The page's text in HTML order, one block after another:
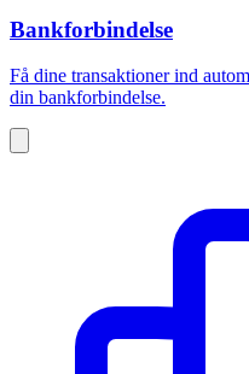
Bankforbindelse
Få dine transaktioner ind
din bankforbindelse.